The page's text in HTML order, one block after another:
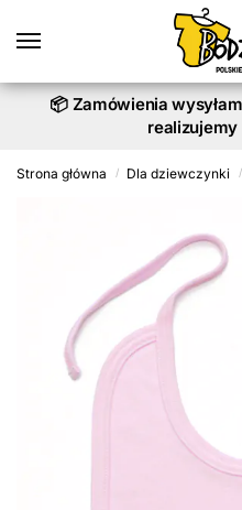
📦 Zamówienia
Strona główna / Dla dziewczynki /